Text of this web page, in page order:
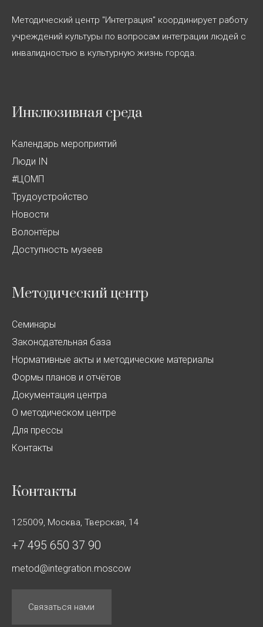
Методический центр "Интеграция" координирует работу
учреждений культуры по вопросам интеграции людей с
инвалидностью в культурную жизнь города.
Инклюзивная среда
Календарь мероприятий
Люди IN
#ЦОМП
Трудоустройство
Новости
Волонтёры
Доступность музеев
Методический центр
Семинары
Законодательная база
Нормативные акты и методические материалы
Формы планов и отчётов
Документация центра
О методическом центре
Для прессы
Контакты
Контакты
125009, Москва, Тверская, 14
+7 495 650 37 90
metod@integration.moscow
Связаться нами